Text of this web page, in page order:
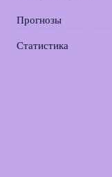
Прогнозы
Статистика